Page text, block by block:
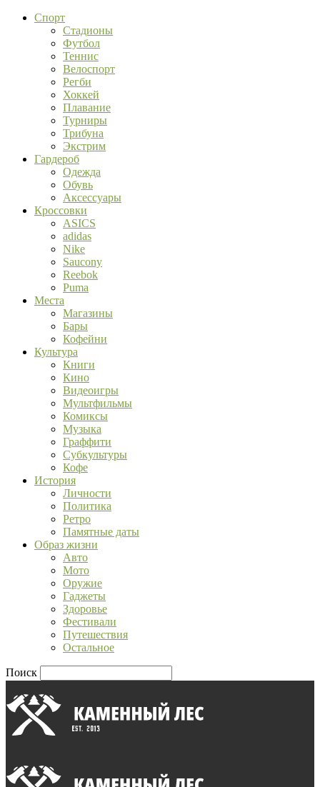
Спорт
Стадионы
Футбол
Теннис
Велоспорт
Регби
Хоккей
Плавание
Турниры
Трибуна
Экстрим
Гардероб
Одежда
Обувь
Аксессуары
Кроссовки
ASICS
adidas
Nike
Saucony
Reebok
Puma
Места
Магазины
Бары
Кофейни
Культура
Книги
Кино
Видеоигры
Мультфильмы
Комиксы
Музыка
Граффити
Субкультуры
Кофе
История
Личности
Политика
Ретро
Памятные даты
Образ жизни
Авто
Мото
Оружие
Гаджеты
Здоровье
Фестивали
Путешествия
Остальное
Поиск